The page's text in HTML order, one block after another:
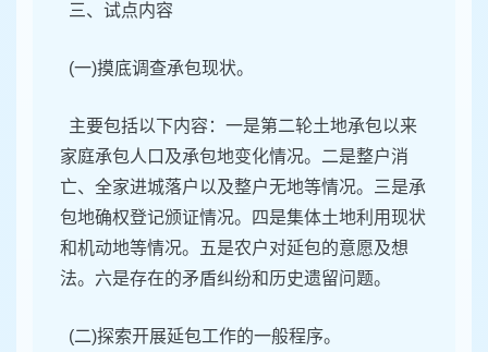
三、试点内容
(一)摸底调查承包现状。
主要包括以下内容：一是第二轮土地承包以来
家庭承包人口及承包地变化情况。二是整户消
亡、全家进城落户以及整户无地等情况。三是承
包地确权登记颁证情况。四是集体土地利用现状
和机动地等情况。五是农户对延包的意愿及想
法。六是存在的矛盾纠纷和历史遗留问题。
(二)探索开展延包工作的一般程序。